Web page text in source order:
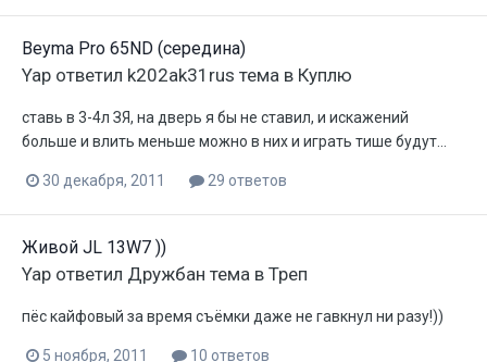
Beyma Pro 65ND (cередина)
Yap ответил k202ak31rus тема в Куплю
ставь в 3-4л ЗЯ, на дверь я бы не ставил, и искажений
больше и влить меньше можно в них и играть тише будут...
30 декабря, 2011 29 ответов
Живой JL 13W7 ))
Yap ответил Дружбан тема в Треп
пёс кайфовый за время съёмки даже не гавкнул ни разу!))
5 ноября, 2011 10 ответов